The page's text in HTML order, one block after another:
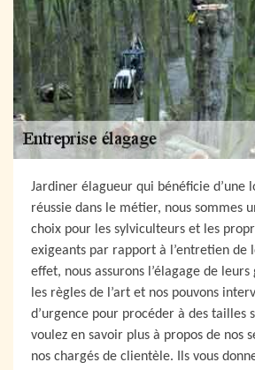
Jardiner élagueur qui bénéficie d’une
réussie dans le métier, nous sommes
choix pour les sylviculteurs et les
exigeants par rapport à l’entretien de
effet, nous assurons l’élagage de
les règles de l’art et nos pouvons
d’urgence pour procéder à des tailles
voulez en savoir plus à propos de nos
nos chargés de clientèle. Ils vous